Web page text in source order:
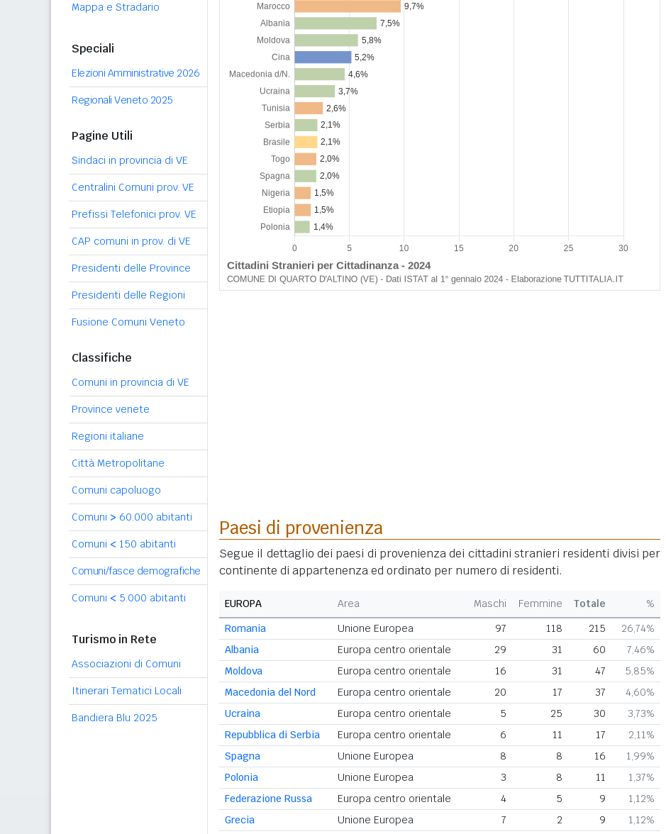
Mappa e Stradario
Speciali
Elezioni Amministrative 2026
Regionali Veneto 2025
Pagine Utili
Sindaci in provincia di VE
Centralini Comuni prov. VE
Prefissi Telefonici prov. VE
CAP comuni in prov. di VE
Presidenti delle Province
Presidenti delle Regioni
Fusione Comuni Veneto
Classifiche
Comuni in provincia di VE
Province venete
Regioni italiane
Città Metropolitane
Comuni capoluogo
Comuni > 60.000 abitanti
Comuni < 150 abitanti
Comuni/fasce demografiche
Comuni < 5.000 abitanti
Turismo in Rete
Associazioni di Comuni
Itinerari Tematici Locali
Bandiera Blu 2025
Paesi di provenienza
Segue il dettaglio dei paesi di provenienza dei cittadini stranieri residenti divisi per
continente di appartenenza ed ordinato per numero di residenti.
EUROPA Area Maschi Femmine Totale
%
Romania
Unione Europea 97 118 215
26,74%
Albania
Europa centro orientale 29 31 60
7,46%
Moldova
Europa centro orientale 16 31 47
5,85%
Macedonia del Nord
Europa centro orientale 20 17 37
4,60%
Ucraina
Europa centro orientale 5 25 30
3,73%
Repubblica di Serbia
Europa centro orientale 6 11 17
2,11%
Spagna
Unione Europea 8 8 16
1,99%
Polonia
Unione Europea 3 8 11
1,37%
Federazione Russa
Europa centro orientale 4 5 9
1,12%
Grecia
Unione Europea 7 2 9
1,12%